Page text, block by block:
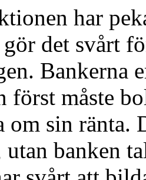
har
det svårt
först måste
om sin
banken